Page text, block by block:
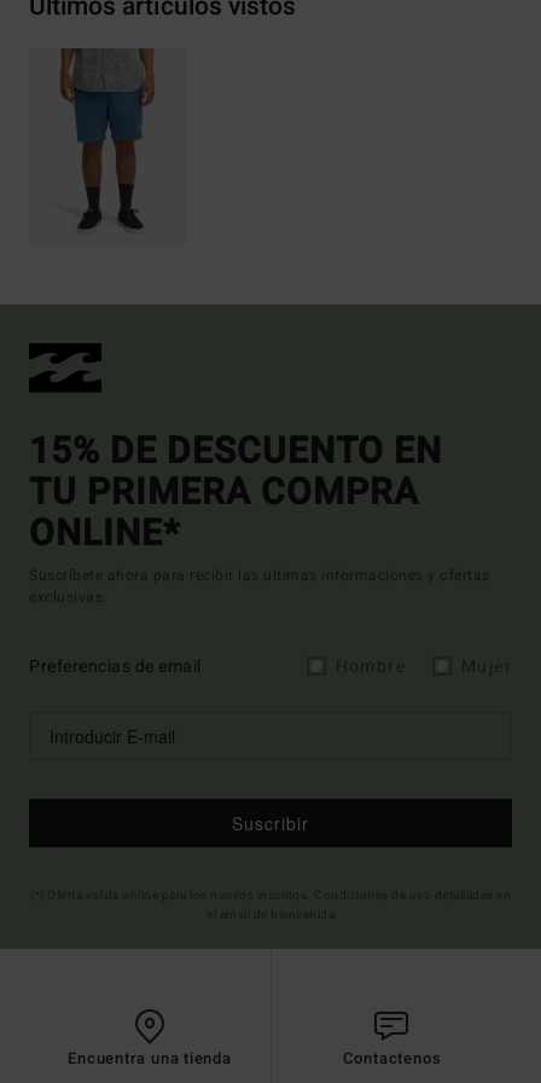
15% DE DESCUENTO EN
TU PRIMERA COMPRA
ONLINE*
Suscríbete ahora para recibir las ultimas informaciones y ofertas
exclusivas.
Preferencias de email
Suscribir
Encuentra una tienda Contactenos